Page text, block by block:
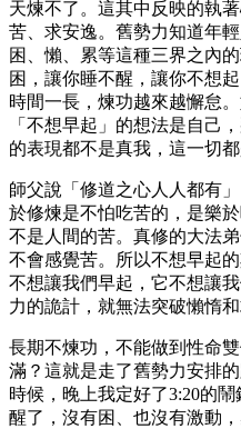
天煉不了。這其中反映的執
苦、求安逸。舊勢力知道年
困、懶、累等這種三界之內
困，讓你睡不醒，讓你不想
時間一長，煉功越來越懈怠
「不想早起」的想法是自己
的表現都不是真我，這一切都
師父說「修道之心人人都有
於修煉是不怕吃苦的，是樂
不是人間的苦。真修的大法
不會感覺苦。所以不想早起
不想讓我們早起，它不想讓
力的詭計，就無法突破懶惰和
長期不煉功，不能做到性命
滿？這就是走了舊勢力安排
時候，晚上我定好了3:20的
醒了，沒有困、也沒有激動